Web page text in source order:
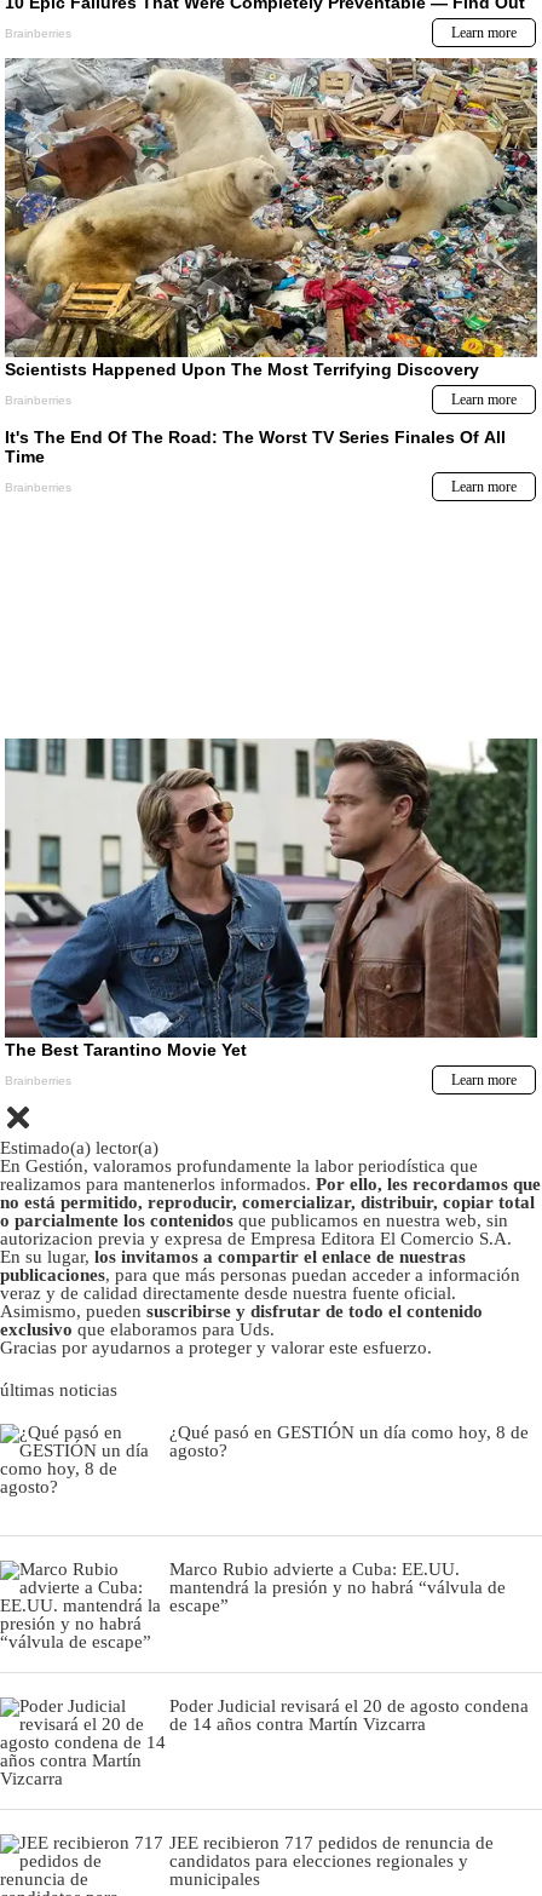
Estimado(a) lector(a)
En Gestión, valoramos profundamente la labor periodística que
realizamos para mantenerlos informados. Por ello, les recordamos que
no está permitido, reproducir, comercializar, distribuir, copiar total
o parcialmente los contenidos que publicamos en nuestra web, sin
autorizacion previa y expresa de Empresa Editora El Comercio S.A.
En su lugar, los invitamos a compartir el enlace de nuestras
publicaciones, para que más personas puedan acceder a información
veraz y de calidad directamente desde nuestra fuente oficial.
Asimismo, pueden suscribirse y disfrutar de todo el contenido
exclusivo que elaboramos para Uds.
Gracias por ayudarnos a proteger y valorar este esfuerzo.
últimas noticias
¿Qué pasó en GESTIÓN un día como hoy, 8 de
agosto?
Marco Rubio advierte a Cuba: EE.UU.
mantendrá la presión y no habrá “válvula de
escape”
Poder Judicial revisará el 20 de agosto condena
de 14 años contra Martín Vizcarra
JEE recibieron 717 pedidos de renuncia de
candidatos para elecciones regionales y
municipales